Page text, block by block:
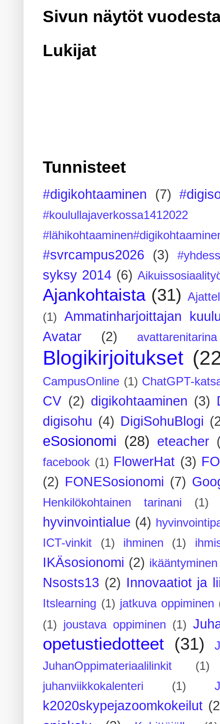
Sivun näytöt
Lukijat
Tunnisteet
#digikohtaaminen (7)
#koulullajaverkossa1412022
#svrcampus2026 (3)
syksy 2014 (6)
Ajankohtaista (31)
(1)
Ammatinharjoittajan
Avatar
(2) avattarenitarina
Blogikirjoitukset
CampusOnline (1) ChatGPT-
CV (2) digikohtaaminen (3)
digisohu (4) DigiSohuBlogi
eSosionomi (28) eteacher
facebook (1) FlowerHat (3)
(2) FONESosionomi (7)
Henkilökohtainen tarinani (1)
hyvinvointialue (4)
ICT-vinkit
(1) ihminen (1)
IKÄsosionomi (2) ikääntyminen
Nsosts13 (2) Innovaatiot ja
Itslearning (1) jatkuva oppiminen
(1) joustava oppiminen (1)
opetustiedotteet (31)
JuhanOppimateriaalilinkit
(1)
juhanviikkokalenteri
(1)
k2020skypejazoomkokeilut